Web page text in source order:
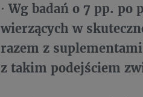
·Wg badań o 7 pp. po
wierzących w
razem z
z takim podejściem